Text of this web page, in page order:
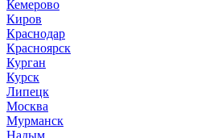
Кемерово
Киров
Краснодар
Красноярск
Курган
Курск
Липецк
Москва
Мурманск
Надым